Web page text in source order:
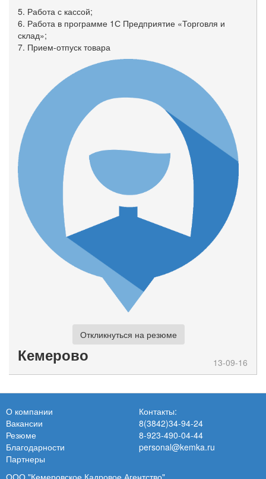
5. Работа с кассой;
6. Работа в программе 1С Предприятие «Торговля и
склад»;
7. Прием-отпуск товара
Откликнуться на резюме
Кемерово 13-09-16
О компании
Вакансии
Резюме
Благодарности
Партнеры
Контакты:
8(3842)34-94-24
8-923-490-04-44
personal@kemka.ru
ООО "Кемеровское Кадровое Агентство"